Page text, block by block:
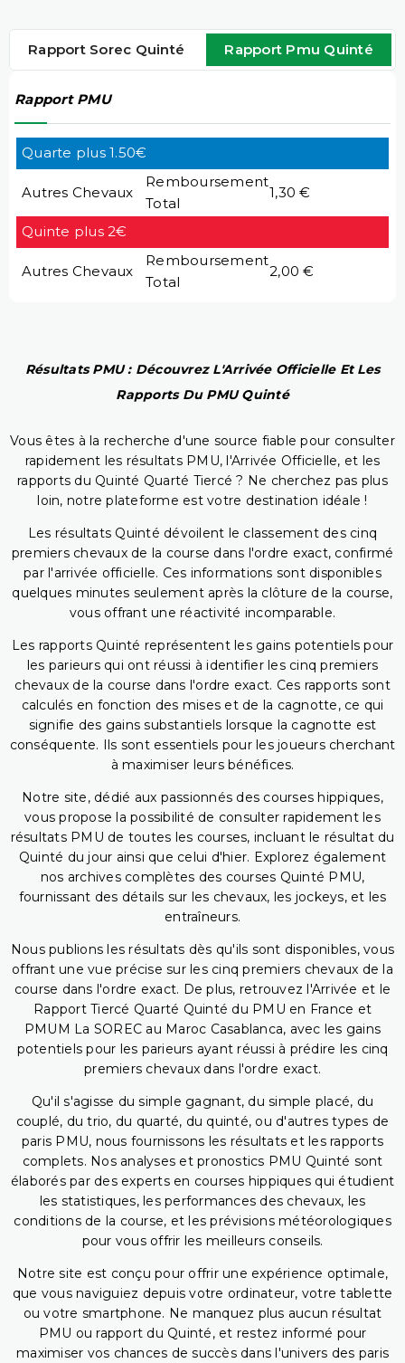
Rapport Sorec Quinté Rapport Pmu Quinté
Rapport PMU
Quarte plus 1.50€
Autres Chevaux
Remboursement
Total
1,30 €
Quinte plus 2€
Autres Chevaux
Remboursement
Total
2,00 €
Résultats PMU : Découvrez L'Arrivée Officielle Et Les
Rapports Du PMU Quinté
Vous êtes à la recherche d'une source fiable pour consulter
rapidement les résultats PMU, l'Arrivée Officielle, et les
rapports du Quinté Quarté Tiercé ? Ne cherchez pas plus
loin, notre plateforme est votre destination idéale !
Les résultats Quinté dévoilent le classement des cinq
premiers chevaux de la course dans l'ordre exact, confirmé
par l'arrivée officielle. Ces informations sont disponibles
quelques minutes seulement après la clôture de la course,
vous offrant une réactivité incomparable.
Les rapports Quinté représentent les gains potentiels pour
les parieurs qui ont réussi à identifier les cinq premiers
chevaux de la course dans l'ordre exact. Ces rapports sont
calculés en fonction des mises et de la cagnotte, ce qui
signifie des gains substantiels lorsque la cagnotte est
conséquente. Ils sont essentiels pour les joueurs cherchant
à maximiser leurs bénéfices.
Notre site, dédié aux passionnés des courses hippiques,
vous propose la possibilité de consulter rapidement les
résultats PMU de toutes les courses, incluant le résultat du
Quinté du jour ainsi que celui d'hier. Explorez également
nos archives complètes des courses Quinté PMU,
fournissant des détails sur les chevaux, les jockeys, et les
entraîneurs.
Nous publions les résultats dès qu'ils sont disponibles, vous
offrant une vue précise sur les cinq premiers chevaux de la
course dans l'ordre exact. De plus, retrouvez l'Arrivée et le
Rapport Tiercé Quarté Quinté du PMU en France et
PMUM La SOREC au Maroc Casablanca, avec les gains
potentiels pour les parieurs ayant réussi à prédire les cinq
premiers chevaux dans l'ordre exact.
Qu'il s'agisse du simple gagnant, du simple placé, du
couplé, du trio, du quarté, du quinté, ou d'autres types de
paris PMU, nous fournissons les résultats et les rapports
complets. Nos analyses et pronostics PMU Quinté sont
élaborés par des experts en courses hippiques qui étudient
les statistiques, les performances des chevaux, les
conditions de la course, et les prévisions météorologiques
pour vous offrir les meilleurs conseils.
Notre site est conçu pour offrir une expérience optimale,
que vous naviguiez depuis votre ordinateur, votre tablette
ou votre smartphone. Ne manquez plus aucun résultat
PMU ou rapport du Quinté, et restez informé pour
maximiser vos chances de succès dans l'univers des paris